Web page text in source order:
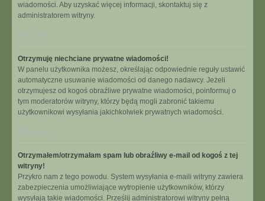
wiadomości. Aby uzyskać więcej informacji, skontaktuj się z
administratorem witryny.
Otrzymuję niechciane prywatne wiadomości!
W panelu użytkownika możesz, określając odpowiednie reguły ustawić
automatyczne usuwanie wiadomości od danego nadawcy. Jeżeli
otrzymujesz od kogoś obraźliwe prywatne wiadomości, poinformuj o
tym moderatorów witryny, którzy będą mogli zabronić takiemu
użytkownikowi wysyłania jakichkolwiek prywatnych wiadomości.
Otrzymałem/otrzymałam spam lub obraźliwy e-mail od kogoś z tej
witryny!
Przykro nam z tego powodu. System wysyłania e-maili witryny zawiera
zabezpieczenia umożliwiające wytropienie użytkowników, którzy
wysyłają takie wiadomości. Prześlij administratorowi witryny pełną